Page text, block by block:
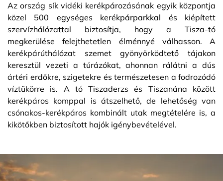
Az ország sík vidéki kerékpározásának egyik központja
közel 500 egységes kerékpárparkkal és kiépített
szervízhálózattal biztosítja, hogy a Tisza-tó
megkerülése felejthetetlen élménnyé válhasson. A
kerékpárúthálózat szemet gyönyörködtető tájakon
keresztül vezeti a túrázókat, ahonnan rálátni a dús
ártéri erdőkre, szigetekre és természetesen a fodrozódó
víztükörre is. A tó Tiszaderzs és Tiszanána között
kerékpáros komppal is átszelhető, de lehetőség van
csónakos-kerékpáros kombinált utak megtételére is, a
kikötőkben biztosított hajók igénybevételével.